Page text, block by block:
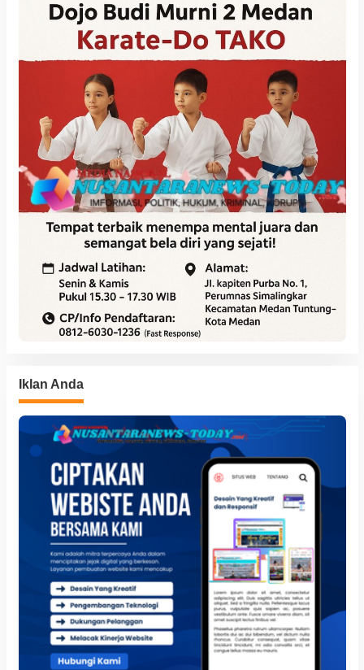
Iklan Anda